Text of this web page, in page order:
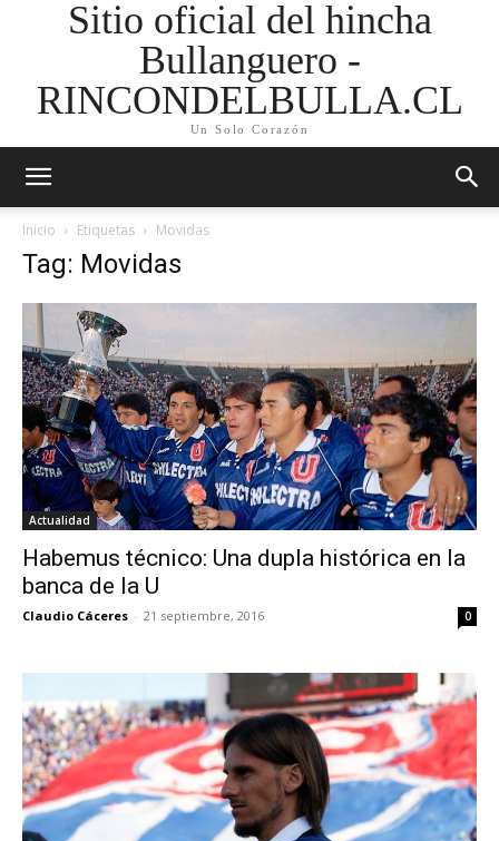
Sitio oficial del hincha
Bullanguero -
RINCONDELBULLA.CL
Un Solo Corazón
Inicio Etiquetas Movidas
Tag: Movidas
Actualidad
Habemus técnico: Una dupla histórica en la
banca de la U
Claudio Cáceres - 21 septiembre, 2016 0